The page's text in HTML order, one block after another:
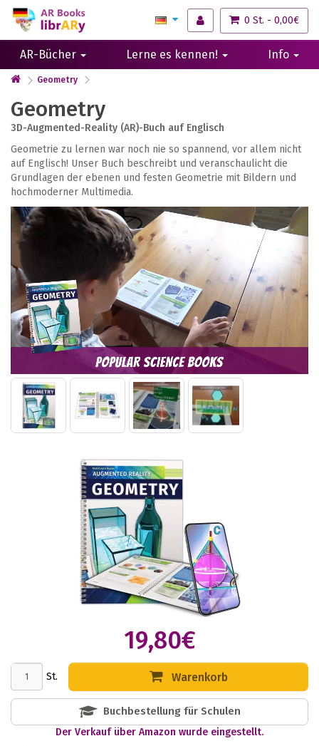
0 St. - 0,00€
AR-Bücher Lerne es kennen! Info
Geometry
Geometry
3D-Augmented-Reality (AR)-Buch auf Englisch
Geometrie zu lernen war noch nie so spannend, vor allem nicht
auf Englisch! Unser Buch beschreibt und veranschaulicht die
Grundlagen der ebenen und festen Geometrie mit Bildern und
hochmoderner Multimedia.
19,80€
St. Warenkorb
Buchbestellung für Schulen
Der Verkauf über Amazon wurde eingestellt.